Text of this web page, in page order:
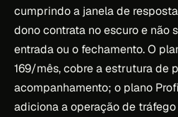
cumprindo a janela de
dono contrata no escuro e não
entrada ou o fechamento. O
169/mês, cobre a estrutura de
acompanhamento; o plano
adiciona a operação de